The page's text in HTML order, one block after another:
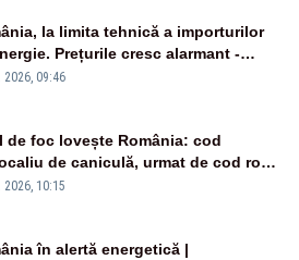
la limita tehnică a importurilor
Prețurile cresc alarmant -
Realitatea Plus
2026, 09:46
de foc lovește România: cod
de caniculă, urmat de cod roșu
Temperaturile urcă spre 40°C
2026, 10:15
în alertă energetică |